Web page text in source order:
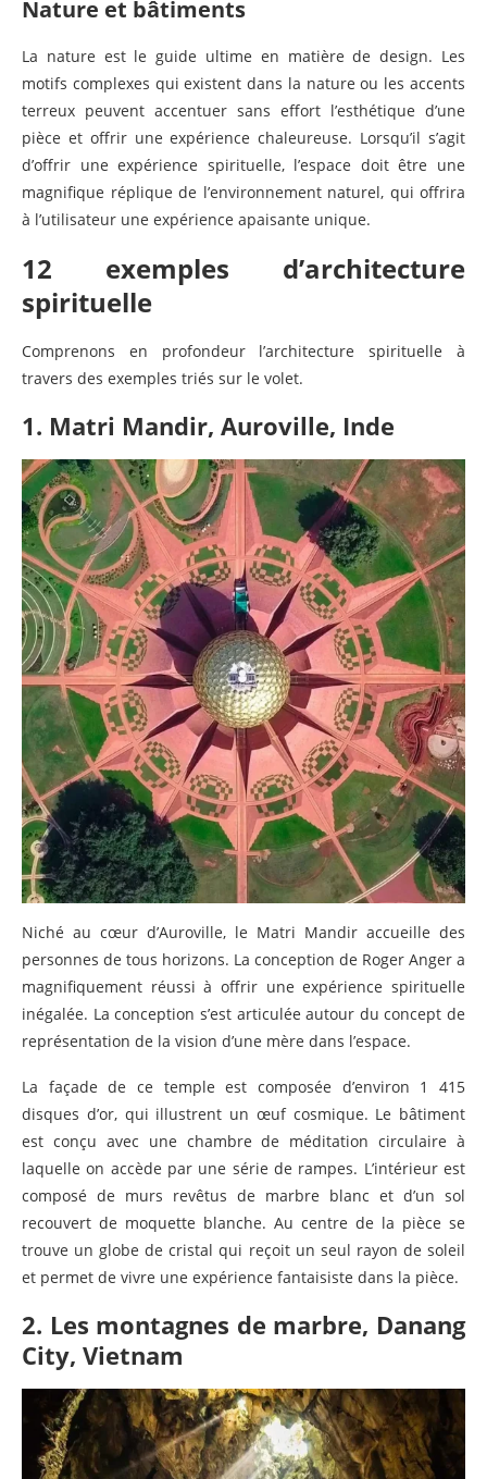
Nature et bâtiments
La nature est le guide ultime en matière de design. Les
motifs complexes qui existent dans la nature ou les accents
terreux peuvent accentuer sans effort l’esthétique d’une
pièce et offrir une expérience chaleureuse. Lorsqu’il s’agit
d’offrir une expérience spirituelle, l’espace doit être une
magnifique réplique de l’environnement naturel, qui offrira
à l’utilisateur une expérience apaisante unique.
12 exemples d’architecture
spirituelle
Comprenons en profondeur l’architecture spirituelle à
travers des exemples triés sur le volet.
1. Matri Mandir, Auroville, Inde
Niché au cœur d’Auroville, le Matri Mandir accueille des
personnes de tous horizons. La conception de Roger Anger a
magnifiquement réussi à offrir une expérience spirituelle
inégalée. La conception s’est articulée autour du concept de
représentation de la vision d’une mère dans l’espace.
La façade de ce temple est composée d’environ 1 415
disques d’or, qui illustrent un œuf cosmique. Le bâtiment
est conçu avec une chambre de méditation circulaire à
laquelle on accède par une série de rampes. L’intérieur est
composé de murs revêtus de marbre blanc et d’un sol
recouvert de moquette blanche. Au centre de la pièce se
trouve un globe de cristal qui reçoit un seul rayon de soleil
et permet de vivre une expérience fantaisiste dans la pièce.
2. Les montagnes de marbre, Danang
City, Vietnam